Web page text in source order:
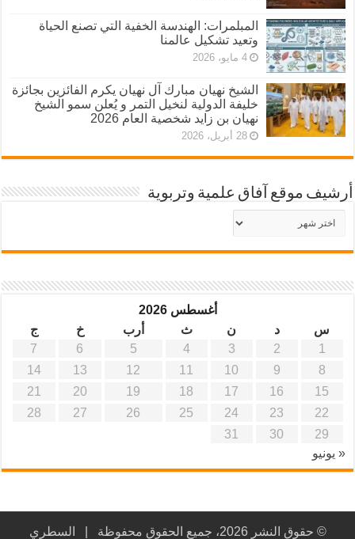
المبلمرات: الهندسة الخفية التي تصنع الحياة
وتعيد تشكيل عالمنا
4 مايو، 2026
الشيخ نهيان مبارك آل نهيان يكرم الفائزين بجائزة
خليفة الدولية لنخيل التمر و يُعلن سمو الشيخ
نهيان بن زايد شخصية العام 2026
28 أبريل، 2026
أرشيف موقع آفاق علمية وتربوية
أرشيف
موقع
أغسطس 2026
س
د ن ث أرب خ
ج
1
2
3
4
5
6
7
8
9
10
11
12
13
14
15
16
17
18
19
20
21
22
23
24
25
26
27
28
29
30
31
« يونيو
© حقوق النشر 2026، جميع الحقوق محفوظة | السطري